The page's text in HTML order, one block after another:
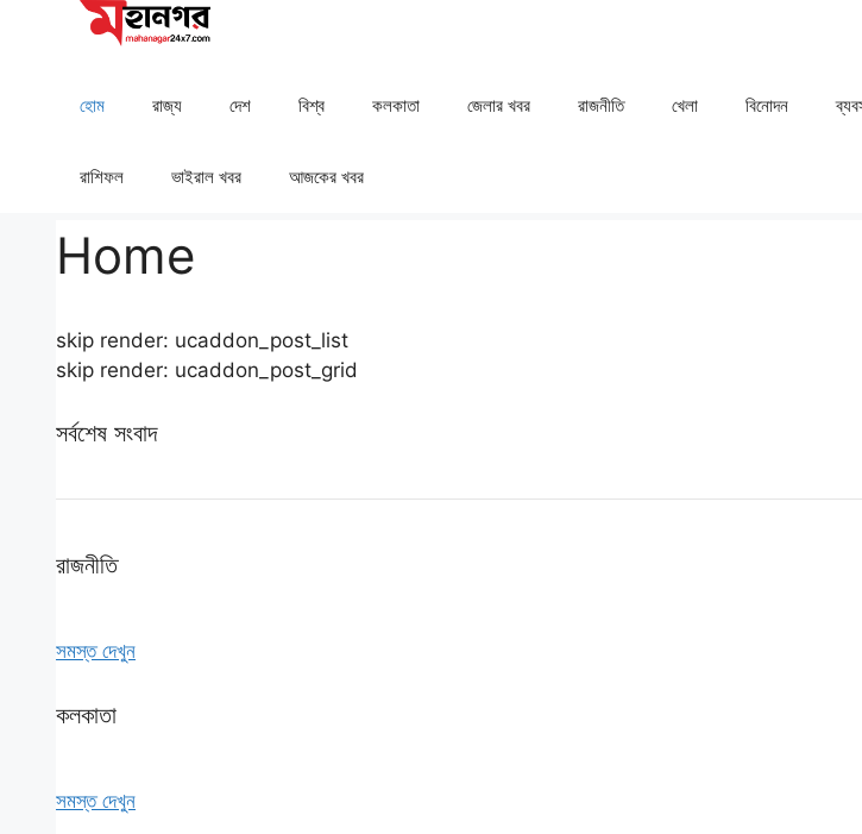
হোম রাজ্য দেশ ⁠বিশ্ব কলকাতা ⁠⁠জেলার খবর রাজনীতি খেলা ⁠বিনোদন
রাশিফল ⁠⁠ভাইরাল খবর আজকের খবর
Home
skip render: ucaddon_post_list
skip render: ucaddon_post_grid
সর্বশেষ সংবাদ
রাজনীতি
সমস্ত দেখুন
কলকাতা
সমস্ত দেখুন